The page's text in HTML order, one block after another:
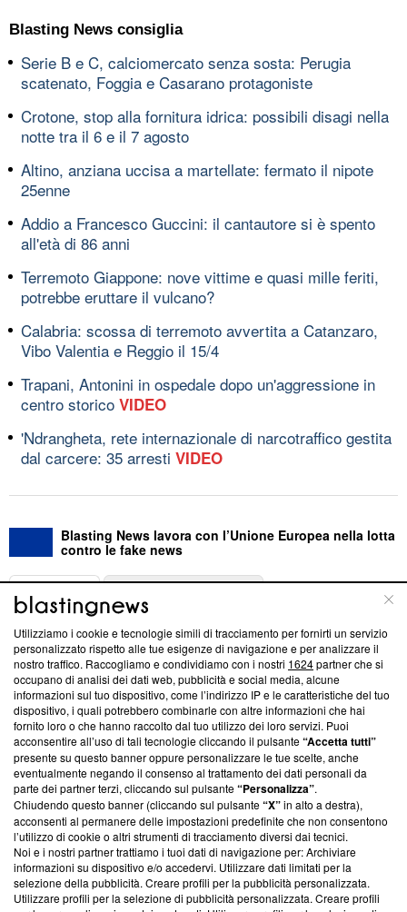
Blasting News consiglia
Serie B e C, calciomercato senza sosta: Perugia
scatenato, Foggia e Casarano protagoniste
Crotone, stop alla fornitura idrica: possibili disagi nella
notte tra il 6 e il 7 agosto
Altino, anziana uccisa a martellate: fermato il nipote
25enne
Addio a Francesco Guccini: il cantautore si è spento
all'età di 86 anni
Terremoto Giappone: nove vittime e quasi mille feriti,
potrebbe eruttare il vulcano?
Calabria: scossa di terremoto avvertita a Catanzaro,
Vibo Valentia e Reggio il 15/4
Trapani, Antonini in ospedale dopo un'aggressione in
centro storico VIDEO
'Ndrangheta, rete internazionale di narcotraffico gestita
dal carcere: 35 arresti VIDEO
Blasting News lavora con l’Unione Europea nella lotta
contro le fake news
ABOUT
Questa sezione offre informazioni trasparenti su Blasting
News, sui nostri processi editoriali e su come ci impegniamo a
creare news di qualità. Inoltre, afferma la nostra aderenza a
‘Trust Project - News with Integrity’Blasting News non è
ancora membro del programma, ma ha richiesto di farne
parte; Trust Project non ha ancora effettuato una verifica di
conformità agli standard.
Su di noi
Team editoriale
Corporate
Redazione
Utilizziamo i cookie e tecnologie simili di tracciamento per fornirti un servizio
personalizzato rispetto alle tue esigenze di navigazione e per analizzare il
nostro traffico. Raccogliamo e condividiamo con i nostri 1624partner che si
occupano di analisi dei dati web, pubblicità e social media, alcune
informazioni sul tuo dispositivo, come l’indirizzo IP e le caratteristiche del tuo
dispositivo, i quali potrebbero combinarle con altre informazioni che hai
fornito loro o che hanno raccolto dal tuo utilizzo dei loro servizi. Puoi
acconsentire all’uso di tali tecnologie cliccando il pulsante“Accetta tutti”
presente su questo banner oppure personalizzare le tue scelte, anche
eventualmente negando il consenso al trattamento dei dati personali da
parte dei partner terzi, cliccando sul pulsante“Personalizza”.
Chiudendo questo banner (cliccando sul pulsante“X”in alto a destra),
acconsenti al permanere delle impostazioni predefinite che non consentono
l’utilizzo di cookie o altri strumenti di tracciamento diversi dai tecnici.
Noi e i nostri partner trattiamo i tuoi dati di navigazione per: Archiviare
informazioni su dispositivo e/o accedervi. Utilizzare dati limitati per la
selezione della pubblicità. Creare profili per la pubblicità personalizzata.
Utilizzare profili per la selezione di pubblicità personalizzata. Creare profili